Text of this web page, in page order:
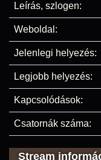
Leírás, szlogen:
Weboldal:
Jelenlegi helyezés:
Legjobb helyezés:
Kapcsolódások:
Csatornák száma:
Stream